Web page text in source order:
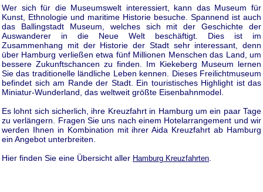
Wer sich für die Museumswelt interessiert, kann das Museum für
Kunst, Ethnologie und maritime Historie besuche. Spannend ist auch
das Ballingstadt Museum, welches sich mit der Geschichte der
Auswanderer in die Neue Welt beschäftigt. Dies ist im
Zusammenhang mit der Historie der Stadt sehr interessant, denn
über Hamburg verließen etwa fünf Millionen Menschen das Land, um
bessere Zukunftschancen zu finden. Im Kiekeberg Museum lernen
Sie das traditionelle ländliche Leben kennen. Dieses Freilichtmuseum
befindet sich am Rande der Stadt. Ein touristisches Highlight ist das
Miniatur-Wunderland, das weltweit größte Eisenbahnmodel.
Es lohnt sich sicherlich, ihre Kreuzfahrt in Hamburg um ein paar Tage
zu verlängern. Fragen Sie uns nach einem Hotelarrangement und wir
werden Ihnen in Kombination mit ihrer Aida Kreuzfahrt ab Hamburg
ein Angebot unterbreiten.
Hier finden Sie eine Übersicht aller Hamburg Kreuzfahrten